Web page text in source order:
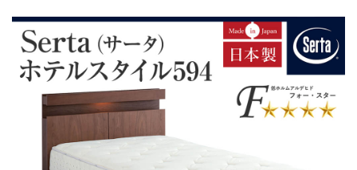
・組立設置無料！
・この商品は組み立て式です。
・ベッドフレームのみの金額です。
・配送日指定OK！
※北海道・沖縄・離島等一部地域へのお届けは別途送料
が発生する場合がございます。また発送予定も変更にな
る場合があります。
※できる限り実際の色を再現するよう心がけております
了承ください。